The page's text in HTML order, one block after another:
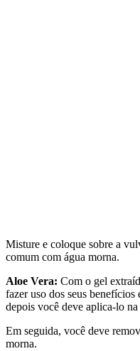
Misture e coloque sobre a
comum com água morna.
Aloe Vera: Com o gel
fazer uso dos seus
depois você deve aplica-lo
Em seguida, você deve
morna.